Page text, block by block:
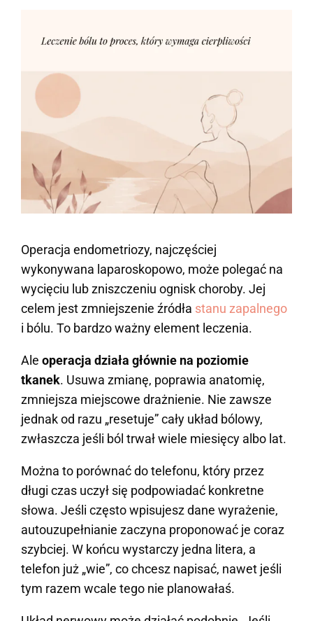
Operacja endometriozy, najczęściej
wykonywana laparoskopowo, może polegać na
wycięciu lub zniszczeniu ognisk choroby. Jej
celem jest zmniejszenie źródła stanu zapalnego
i bólu. To bardzo ważny element leczenia.
Ale operacja działa głównie na poziomie
tkanek. Usuwa zmianę, poprawia anatomię,
zmniejsza miejscowe drażnienie. Nie zawsze
jednak od razu „resetuje” cały układ bólowy,
zwłaszcza jeśli ból trwał wiele miesięcy albo lat.
Można to porównać do telefonu, który przez
długi czas uczył się podpowiadać konkretne
słowa. Jeśli często wpisujesz dane wyrażenie,
autouzupełnianie zaczyna proponować je coraz
szybciej. W końcu wystarczy jedna litera, a
telefon już „wie”, co chcesz napisać, nawet jeśli
tym razem wcale tego nie planowałaś.